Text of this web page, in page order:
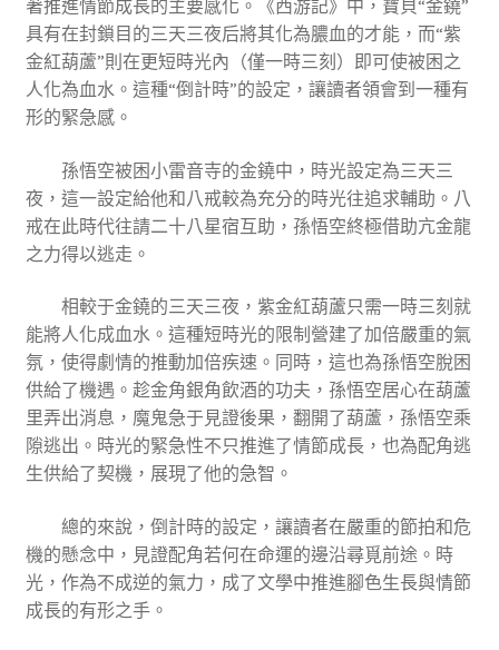
著推進情節成長的主要感化。《西游記》中，寶貝“金鐃”
具有在封鎖目的三天三夜后將其化為膿血的才能，而“紫
金紅葫蘆”則在更短時光內（僅一時三刻）即可使被困之
人化為血水。這種“倒計時”的設定，讓讀者領會到一種有
形的緊急感。
孫悟空被困小雷音寺的金鐃中，時光設定為三天三
夜，這一設定給他和八戒較為充分的時光往追求輔助。八
戒在此時代往請二十八星宿互助，孫悟空終極借助亢金龍
之力得以逃走。
相較于金鐃的三天三夜，紫金紅葫蘆只需一時三刻就
能將人化成血水。這種短時光的限制營建了加倍嚴重的氣
氛，使得劇情的推動加倍疾速。同時，這也為孫悟空脫困
供給了機遇。趁金角銀角飲酒的功夫，孫悟空居心在葫蘆
里弄出消息，魔鬼急于見證後果，翻開了葫蘆，孫悟空乘
隙逃出。時光的緊急性不只推進了情節成長，也為配角逃
生供給了契機，展現了他的急智。
總的來說，倒計時的設定，讓讀者在嚴重的節拍和危
機的懸念中，見證配角若何在命運的邊沿尋覓前途。時
光，作為不成逆的氣力，成了文學中推進腳色生長與情節
成長的有形之手。